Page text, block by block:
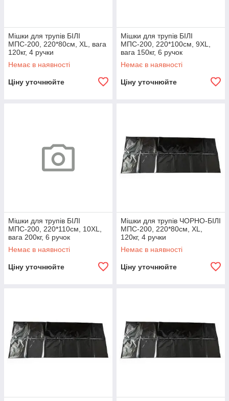
Мішки для трупів БІЛІ
МПС-200, 220*80см, XL, вага
120кг, 4 ручки
Немає в наявності
Ціну уточнюйте
Мішки для трупів БІЛІ
МПС-200, 220*100см, 9XL,
вага 150кг, 6 ручок
Немає в наявності
Ціну уточнюйте
Мішки для трупів БІЛІ
МПС-200, 220*110см, 10XL,
вага 200кг, 6 ручок
Немає в наявності
Ціну уточнюйте
Мішки для трупів ЧОРНО-БІЛІ
МПС-200, 220*80см, XL,
120кг, 4 ручки
Немає в наявності
Ціну уточнюйте